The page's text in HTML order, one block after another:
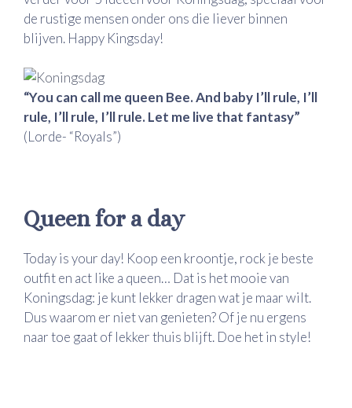
de rustige mensen onder ons die liever binnen
blijven. Happy Kingsday!
“You can call me queen Bee.And baby I’ll rule, I’ll
rule, I’ll rule, I’ll rule.Let me live that fantasy”
(Lorde- “Royals”)
Queen for a day
Today is your day! Koop een kroontje, rock je beste
outfit en act like a queen… Dat is het mooie van
Koningsdag: je kunt lekker dragen wat je maar wilt.
Dus waarom er niet van genieten? Of je nu ergens
naar toe gaat of lekker thuis blijft. Doe het in style!